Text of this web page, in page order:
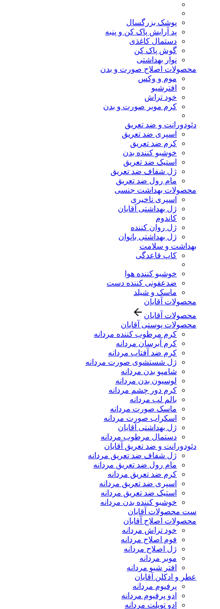
پوشک بزرگسال
پد آرایش پاک کن و پنبه
دستمال کاغذی
گوش پاک کن
نوار بهداشتی
محصولات اصلاح صورت و بدن
موم و وکس
افترشیو
خود تراش
کرم موبر صورت و بدن
دئودورانت و ضد تعریق
اسپری ضد تعریق
کرم ضد تعریق
خوشبو کننده بدن
استیک ضد تعریق
ژل شفاف ضد تعریق
مام رول ضد تعریق
محصولات بهداشت جنسی
اسپری تاخیری
ژل بهداشتی آقایان
کاندوم
ژل روان کننده
ژل بهداشتی بانوان
بهداشت و سلامت
کاپ قاعدگی
خوشبو کننده هوا
ضدعفونی کننده دست
ماسک و شیلد
محصولات آقایان
محصولات آقایان
محصولات پوستی آقایان
کرم مرطوب کننده مردانه
کرم آبرسان مردانه
کرم ضد آفتاب مردانه
ژل شستشوی صورت مردانه
شامپو بدن مردانه
لوسیون بدن مردانه
کرم دور چشم مردانه
بالم لب مردانه
ماسک صورت مردانه
اسکراب صورت مردانه
ژل بهداشتی آقایان
دستمال مرطوب مردانه
دئودورانت و ضد تعریق آقایان
ژل شفاف ضد تعریق مردانه
مام رول ضد تعریق مردانه
کرم ضد تعریق مردانه
اسپری ضد تعریق مردانه
استیک ضد تعریق مردانه
خوشبو کننده بدن مردانه
ست محصولات آقایان
محصولات اصلاح آقایان
خود تراش مردانه
فوم اصلاح مردانه
ژل اصلاح مردانه
موبر مردانه
افتر شیو مردانه
عطر و ادکلن آقایان
پرفیوم مردانه
ادو پرفیوم مردانه
ادو تویلت مردانه